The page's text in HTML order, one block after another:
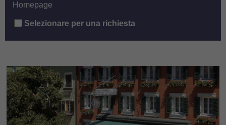
Homepage
Selezionare per una richiesta